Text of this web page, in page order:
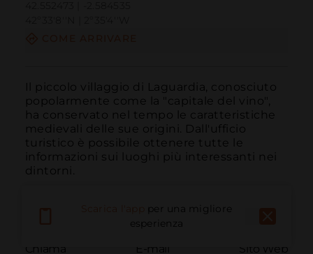
Il piccolo villaggio di Laguardia, conosciuto
popolarmente come la "capitale del vino",
ha conservato nel tempo le caratteristiche
medievali delle sue origini. Dall'ufficio
turistico è possibile ottenere tutte le
informazioni sui luoghi più interessanti nei
dintorni.
Chiama E-mail Sito Web
per una migliore
esperienza